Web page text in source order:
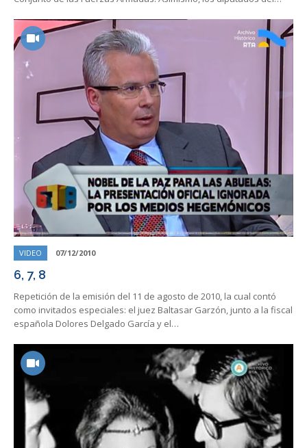
VIDEO 07/12/2010
6, 7, 8
Repetición de la emisión del 11 de agosto de 2010, la cual contó
como invitados especiales: el juez Baltasar Garzón, junto a la fiscal
española Dolores Delgado García y el…